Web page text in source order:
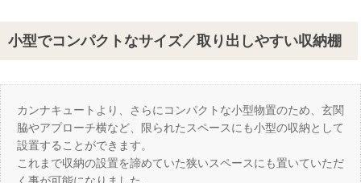
小型でコンパクトなサイズ／取り出しやすい収納棚
カンナキュートより、さらにコンパクトな小型物置のため、玄関
脇やアプローチ横など、限られたスペースにも小型の収納として
設置することができます。
これまで収納の設置を諦めていた狭いスペースにも置いていただ